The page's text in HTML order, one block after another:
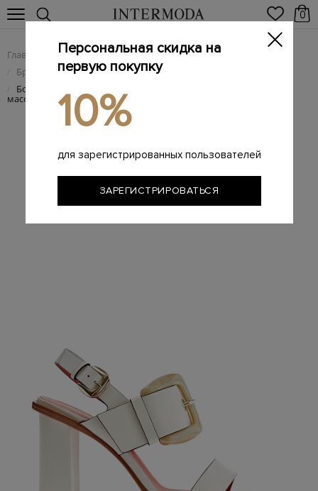
0
Главная Женщинам / Женская обувь
/ Брендовые женские босоножки
/ Босоножки с формованным выступающим рантом и
массивными пряжками
Персональная скидка на
первую покупку
10%
для зарегистрированных пользователей
ЗАРЕГИСТРИРОВАТЬСЯ